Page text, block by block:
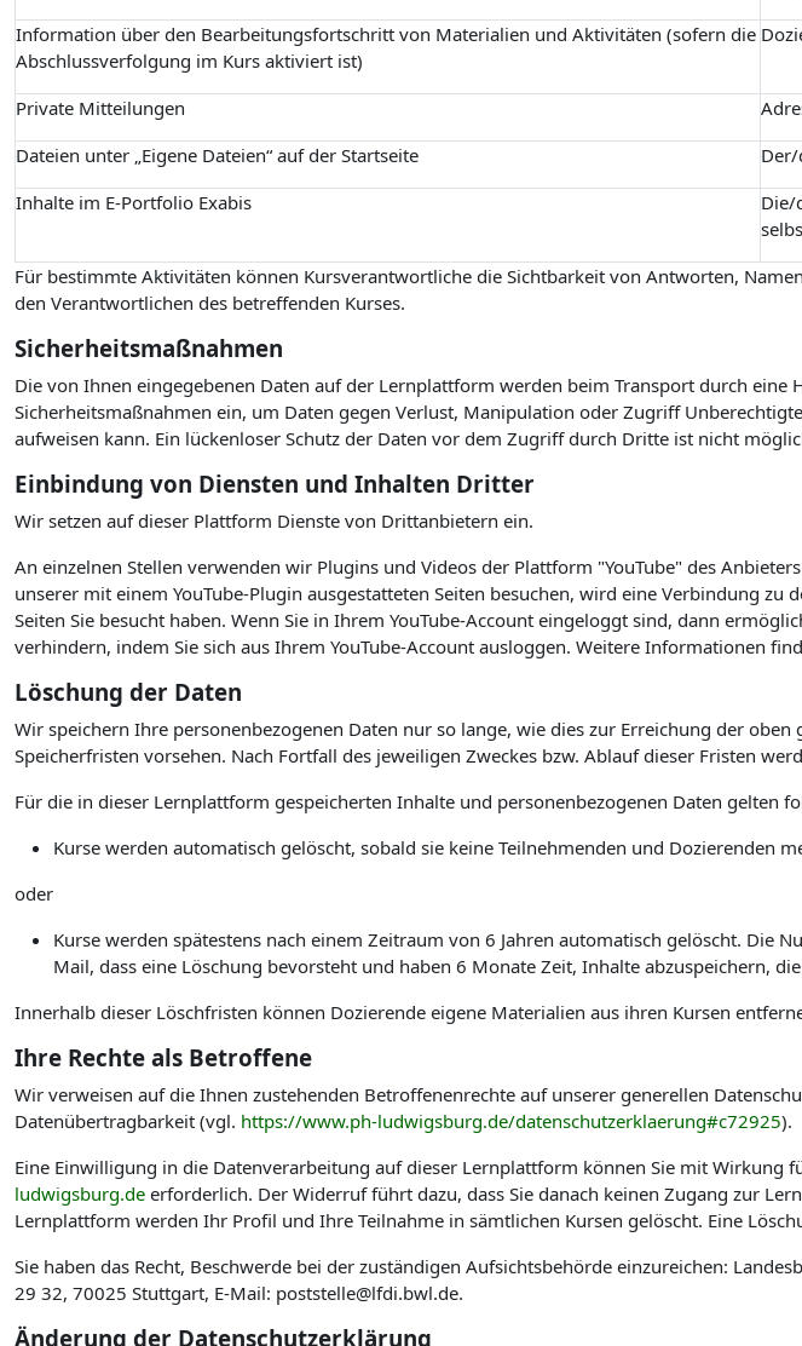
Information über den Bearbeitungsfortschritt von Materialien und Aktivitäten (sofern die
Abschlussverfolgung im Kurs aktiviert ist)
Private Mitteilungen
Dateien unter „Eigene Dateien“ auf der Startseite
Inhalte im E-Portfolio Exabis
Die/
Für bestimmte Aktivitäten können Kursverantwortliche die Sichtbarkeit von Antworten,
den Verantwortlichen des betreffenden Kurses.
Sicherheitsmaßnahmen
Die von Ihnen eingegebenen Daten auf der Lernplattform werden beim Transport durch eine
Sicherheitsmaßnahmen ein, um Daten gegen Verlust, Manipulation oder Zugriff
aufweisen kann. Ein lückenloser Schutz der Daten vor dem Zugriff durch Dritte ist nicht
Einbindung von Diensten und Inhalten Dritter
Wir setzen auf dieser Plattform Dienste von Drittanbietern ein.
An einzelnen Stellen verwenden wir Plugins und Videos der Plattform "YouTube" des
unserer mit einem YouTube-Plugin ausgestatteten Seiten besuchen, wird eine Verbindung
Seiten Sie besucht haben. Wenn Sie in Ihrem YouTube-Account eingeloggt sind, dann
verhindern, indem Sie sich aus Ihrem YouTube-Account ausloggen. Weitere Informationen
Löschung der Daten
Wir speichern Ihre personenbezogenen Daten nur so lange, wie dies zur Erreichung der
Speicherfristen vorsehen. Nach Fortfall des jeweiligen Zweckes bzw. Ablauf dieser Fristen
Für die in dieser Lernplattform gespeicherten Inhalte und personenbezogenen Daten gelten
Kurse werden automatisch gelöscht, sobald sie keine Teilnehmenden und Dozierenden
oder
Kurse werden spätestens nach einem Zeitraum von 6 Jahren automatisch gelöscht. Die
Mail, dass eine Löschung bevorsteht und haben 6 Monate Zeit, Inhalte abzuspeichern,
Innerhalb dieser Löschfristen können Dozierende eigene Materialien aus ihren Kursen
Ihre Rechte als Betroffene
Wir verweisen auf die Ihnen zustehenden Betroffenenrechte auf unserer generellen
Datenübertragbarkeit (vgl. https://www.ph-ludwigsburg.de/datenschutzerklaerung#c72925).
Eine Einwilligung in die Datenverarbeitung auf dieser Lernplattform können Sie mit Wirkung
ludwigsburg.de erforderlich. Der Widerruf führt dazu, dass Sie danach keinen Zugang zur
Lernplattform werden Ihr Profil und Ihre Teilnahme in sämtlichen Kursen gelöscht. Eine
Sie haben das Recht, Beschwerde bei der zuständigen Aufsichtsbehörde einzureichen:
29 32, 70025 Stuttgart, E-Mail: poststelle@lfdi.bwl.de.
Änderung der Datenschutzerklärung